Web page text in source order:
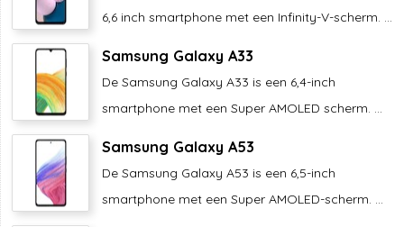
6,6 inch smartphone met een Infinity-V-scherm. ...
Samsung Galaxy A33
De Samsung Galaxy A33 is een 6,4-inch
smartphone met een Super AMOLED scherm. ...
Samsung Galaxy A53
De Samsung Galaxy A53 is een 6,5-inch
smartphone met een Super AMOLED-scherm. ...